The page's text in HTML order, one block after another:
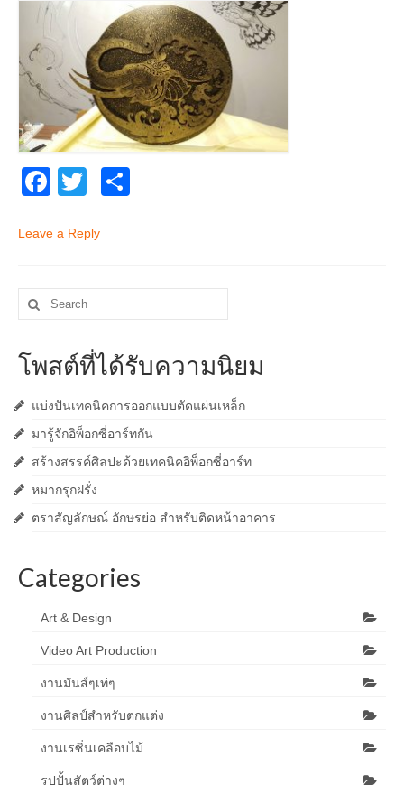
Facebook
Twitter
Leave a Reply
Search
for:
โพสต์ที่ได้รับความนิยม
แบ่งปันเทคนิคการออกแบบตัดแผ่นเหล็ก
มารู้จักอิพ็อกซี่อาร์ทกัน
สร้างสรรค์ศิลปะด้วยเทคนิคอิพ็อกซี่อาร์ท
หมากรุกฝรั่ง
ตราสัญลักษณ์ อักษรย่อ สำหรับติดหน้าอาคาร
Categories
Art & Design
Video Art Production
งานมันส์ๆเท่ๆ
งานศิลป์สำหรับตกแต่ง
งานเรซิ่นเคลือบไม้
รูปปั้นสัตว์ต่างๆ